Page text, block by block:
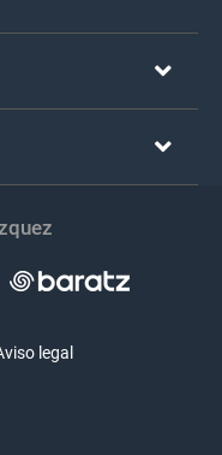
legal